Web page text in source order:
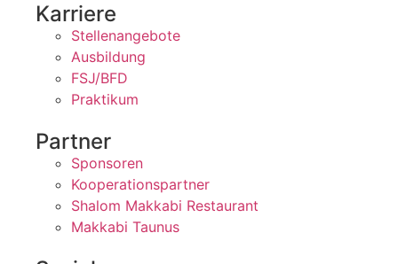
Karriere
Stellenangebote
Ausbildung
FSJ/BFD
Praktikum
Partner
Sponsoren
Kooperationspartner
Shalom Makkabi Restaurant
Makkabi Taunus